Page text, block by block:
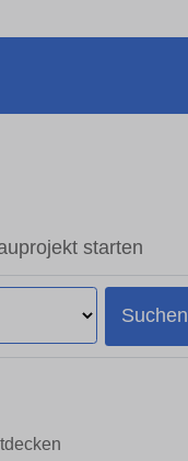
starten
Suchen